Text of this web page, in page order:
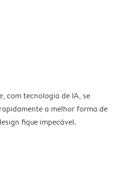
com tecnologia de IA, se
a melhor forma de
fique impecável.